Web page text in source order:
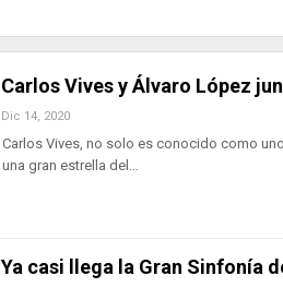
Carlos Vives y Álvaro López
Dic 14, 2020
Carlos Vives, no solo es conocido como
una gran estrella del…
Ya casi llega la Gran Sinfonía